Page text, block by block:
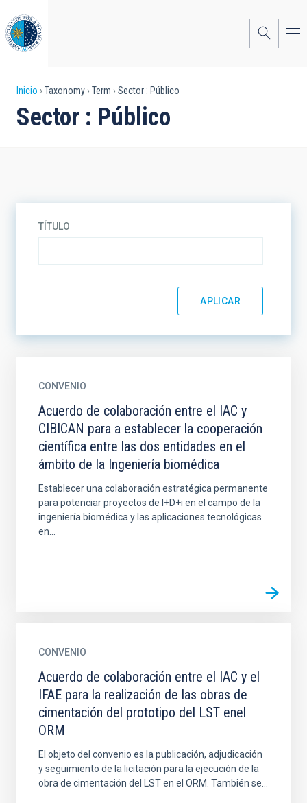
al
contenido
principal
Sobrescribir
enlaces
navegación
Inicio Taxonomy Term Sector : Público
Sector : Público
TÍTULO
CONVENIO
Acuerdo de colaboración entre el IAC y
CIBICAN para a establecer la cooperación
científica entre las dos entidades en el
ámbito de la Ingeniería biomédica
Establecer una colaboración estratégica permanente
para potenciar proyectos de I+D+i en el campo de la
ingeniería biomédica y las aplicaciones tecnológicas
en...
CONVENIO
Acuerdo de colaboración entre el IAC y el
IFAE para la realización de las obras de
cimentación del prototipo del LST enel
ORM
El objeto del convenio es la publicación, adjudicación
y seguimiento de la licitación para la ejecución de la
obra de cimentación del LST en el ORM. También se...